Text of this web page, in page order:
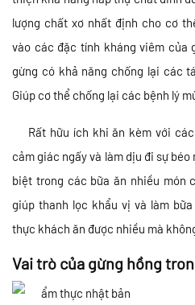
lượng chất xơ nhất định cho cơ
vào các đặc tính kháng viêm của
gừng có khả năng chống lại các
Giúp cơ thể chống lại các bệnh lý
Rất hữu ích khi ăn kèm với
cảm giác ngấy và làm dịu đi sự
biệt trong các bữa ăn nhiều món
giúp thanh lọc khẩu vị và làm
thực khách ăn được nhiều mà
Vai trò của gừng hồng